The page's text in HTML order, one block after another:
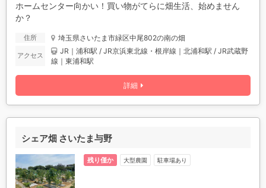
詳細
ホームセンター向かい！買い物がてらに畑生活、始めません
か？
住所 埼玉県さいたま市緑区中尾802の南の畑
アクセス JR｜浦和駅 / JR京浜東北線・根岸線｜北浦和駅 / JR武蔵野
線｜東浦和駅
シェア畑 さいたま与野
残り僅か 大型農園 駐車場あり